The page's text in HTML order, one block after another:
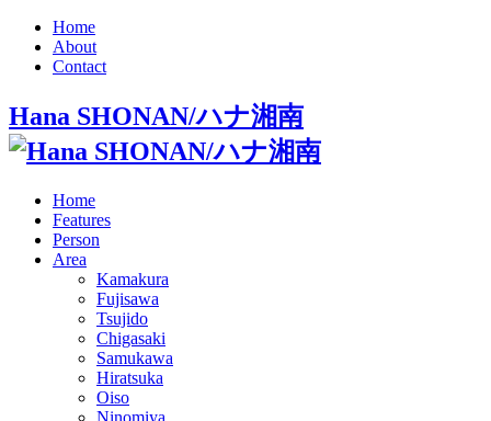
Home
About
Contact
Hana SHONAN/ハナ湘南
Home
Features
Person
Area
Kamakura
Fujisawa
Tsujido
Chigasaki
Samukawa
Hiratsuka
Oiso
Ninomiya